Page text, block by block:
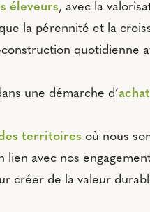
éleveurs, avec la
la pérennité et la
quotidienne
une démarche d’
territoires où nous
avec nos
créer de la valeur